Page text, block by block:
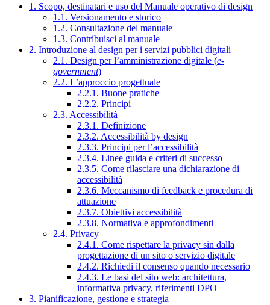
1. Scopo, destinatari e uso del Manuale operativo di design
1.1. Versionamento e storico
1.2. Consultazione del manuale
1.3. Contribuisci al manuale
2. Introduzione al design per i servizi pubblici digitali
2.1. Design per l’amministrazione digitale (e-
government)
2.2. L’approccio progettuale
2.2.1. Buone pratiche
2.2.2. Principi
2.3. Accessibilità
2.3.1. Definizione
2.3.2. Accessibilità by design
2.3.3. Principi per l’accessibilità
2.3.4. Linee guida e criteri di successo
2.3.5. Come rilasciare una dichiarazione di
accessibilità
2.3.6. Meccanismo di feedback e procedura di
attuazione
2.3.7. Obiettivi accessibilità
2.3.8. Normativa e approfondimenti
2.4. Privacy
2.4.1. Come rispettare la privacy sin dalla
progettazione di un sito o servizio digitale
2.4.2. Richiedi il consenso quando necessario
2.4.3. Le basi del sito web: architettura,
informativa privacy, riferimenti DPO
3. Pianificazione, gestione e strategia